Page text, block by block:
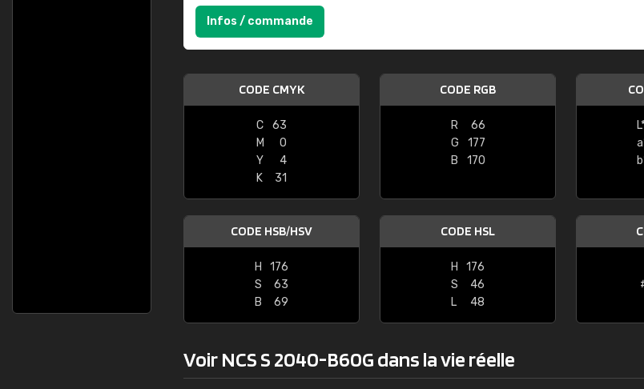
Infos / commande
CODE CMYK
C
63
M
0
Y
4
K
31
CODE RGB
R
66
G
177
B
170
CODE HSB/HSV
H
176
S
63
B
69
CODE HSL
H
176
S
46
L
48
Voir NCS S 2040-B60G dans la vie réelle
"Le site ne permet
sont les produits
palettes de couleurs:
comprend pas qui
bien passé et le